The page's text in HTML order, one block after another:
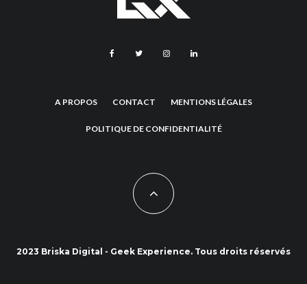
A PROPOS CONTACT MENTIONS LÉGALES
POLITIQUE DE CONFIDENTIALITÉ
2023 Briska Digital - Geek Experience. Tous droits réservés